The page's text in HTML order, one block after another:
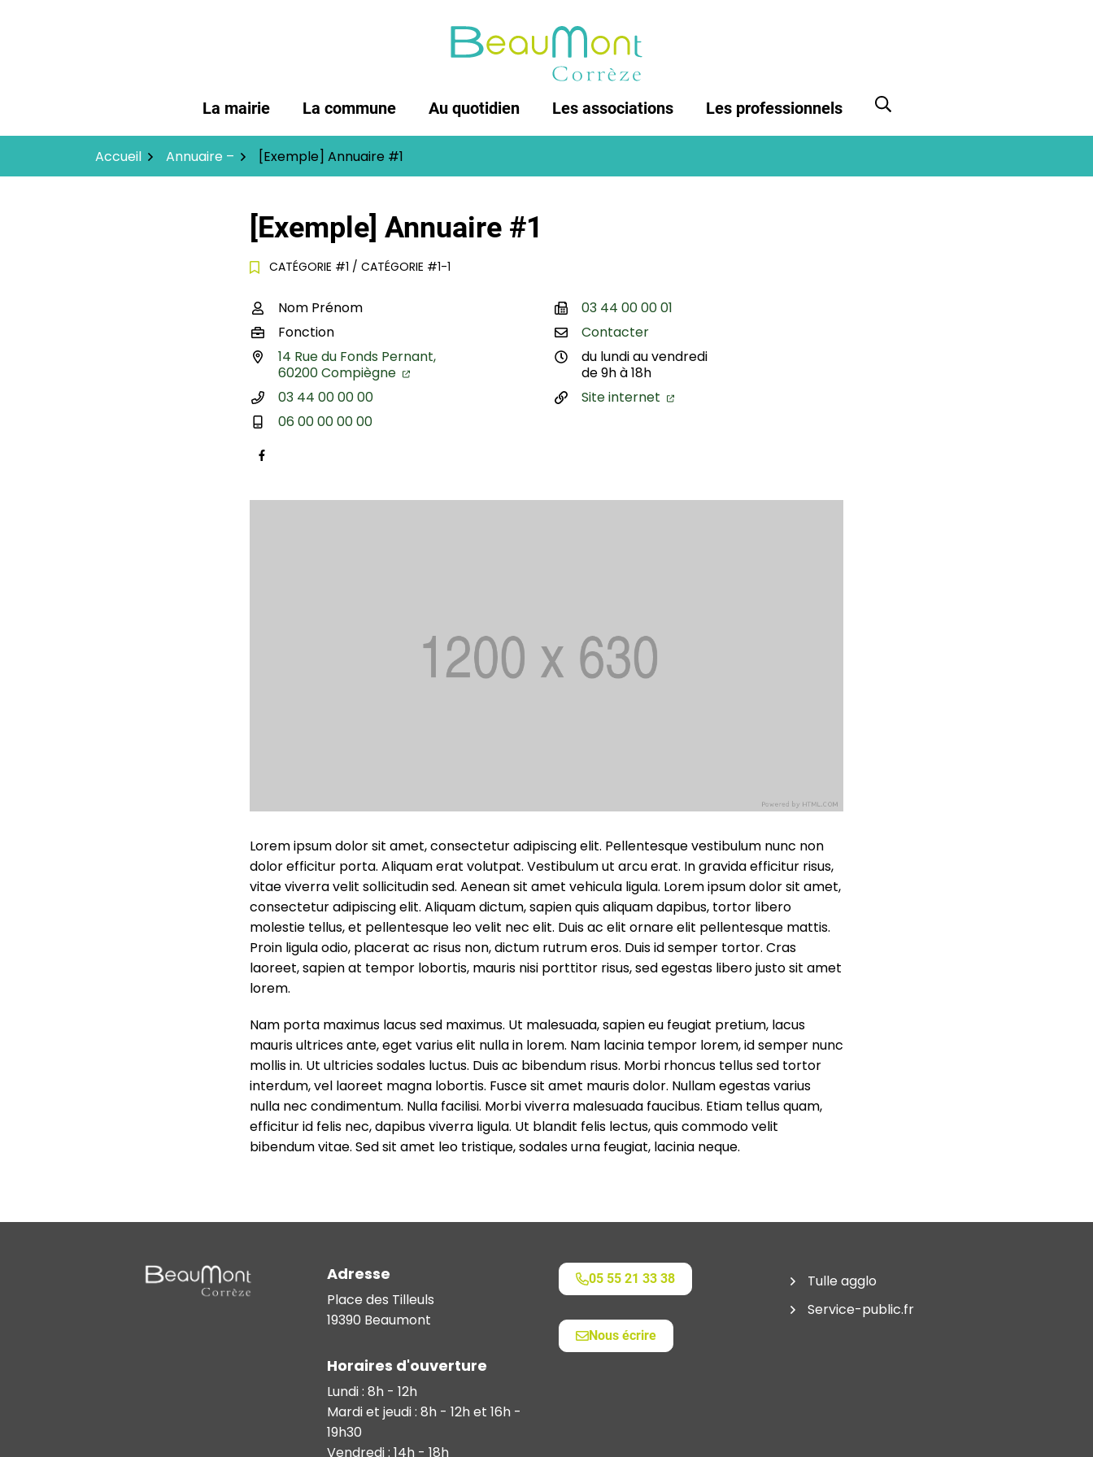
La mairie La commune Au quotidien Les associations Les professionnels Afficher la recherche
Accueil Annuaire – [Exemple] Annuaire #1
[Exemple] Annuaire #1
CATÉGORIE #1 / CATÉGORIE #1-1
Infos utilesNom Prénom
Fonction
14 Rue du Fonds Pernant,
60200 Compiègne
03 44 00 00 00
06 00 00 00 00
03 44 00 00 01
Contacter
du lundi au vendredi
de 9h à 18h
Site internet
Facebook
Lorem ipsum dolor sit amet, consectetur adipiscing elit. Pellentesque vestibulum nunc non
dolor efficitur porta. Aliquam erat volutpat. Vestibulum ut arcu erat. In gravida efficitur risus,
vitae viverra velit sollicitudin sed. Aenean sit amet vehicula ligula. Lorem ipsum dolor sit amet,
consectetur adipiscing elit. Aliquam dictum, sapien quis aliquam dapibus, tortor libero
molestie tellus, et pellentesque leo velit nec elit. Duis ac elit ornare elit pellentesque mattis.
Proin ligula odio, placerat ac risus non, dictum rutrum eros. Duis id semper tortor. Cras
laoreet, sapien at tempor lobortis, mauris nisi porttitor risus, sed egestas libero justo sit amet
lorem.
Nam porta maximus lacus sed maximus. Ut malesuada, sapien eu feugiat pretium, lacus
mauris ultrices ante, eget varius elit nulla in lorem. Nam lacinia tempor lorem, id semper nunc
mollis in. Ut ultricies sodales luctus. Duis ac bibendum risus. Morbi rhoncus tellus sed tortor
interdum, vel laoreet magna lobortis. Fusce sit amet mauris dolor. Nullam egestas varius
nulla nec condimentum. Nulla facilisi. Morbi viverra malesuada faucibus. Etiam tellus quam,
efficitur id felis nec, dapibus viverra ligula. Ut blandit felis lectus, quis commodo velit
bibendum vitae. Sed sit amet leo tristique, sodales urna feugiat, lacinia neque.
Adresse
Place des Tilleuls
19390 Beaumont
Horaires d'ouverture
Lundi : 8h - 12h
Mardi et jeudi : 8h - 12h et 16h -
19h30
Vendredi : 14h - 18h
05 55 21 33 38
Nous écrire
Tulle agglo
Service-public.fr